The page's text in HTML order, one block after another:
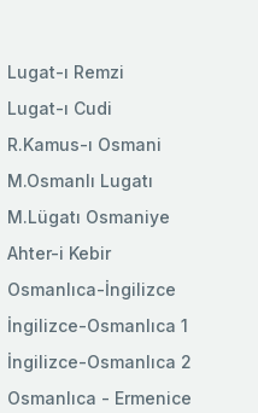
Lugat-ı Remzi
Lugat-ı Cudi
R.Kamus-ı Osmani
M.Osmanlı Lugatı
M.Lügatı Osmaniye
Ahter-i Kebir
Osmanlıca-İngilizce
İngilizce-Osmanlıca 1
İngilizce-Osmanlıca 2
Osmanlıca - Ermenice